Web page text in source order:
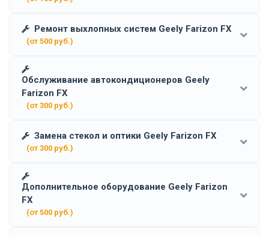
Ремонт выхлопных систем Geely Farizon FX
(от 500 руб.)
Обслуживание автокондиционеров Geely
Farizon FX
(от 300 руб.)
Замена стекол и оптики Geely Farizon FX
(от 300 руб.)
Дополнительное оборудование Geely Farizon
FX
(от 500 руб.)